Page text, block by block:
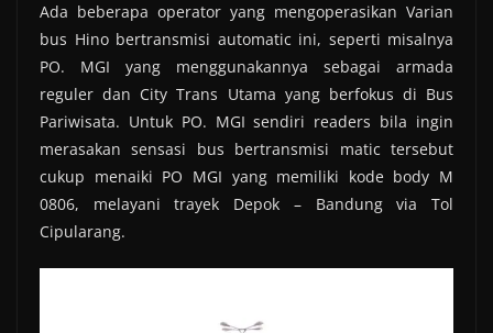
Ada beberapa operator yang mengoperasikan Varian
bus Hino bertransmisi automatic ini, seperti misalnya
PO. MGI yang menggunakannya sebagai armada
reguler dan City Trans Utama yang berfokus di Bus
Pariwisata. Untuk PO. MGI sendiri readers bila ingin
merasakan sensasi bus bertransmisi matic tersebut
cukup menaiki PO MGI yang memiliki kode body M
0806, melayani trayek Depok – Bandung via Tol
Cipularang.